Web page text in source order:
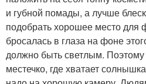
и губной помады, а лучше
подобрать хорошее место
бросалась в глаза на фоне
должно быть светлым. Поэтому
местечко, где хватает